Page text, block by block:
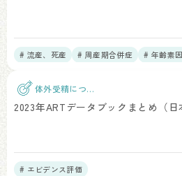
# 流産、死産 # 周産期合併症 # 年齢素因
体外受精につい
て
2023年ARTデータブックまとめ（日
# エビデンス評価